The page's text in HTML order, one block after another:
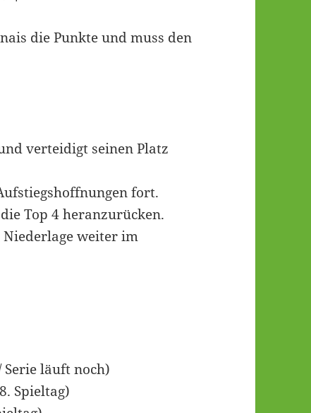
die Punkte und muss den
verteidigt seinen Platz
fort.
Top 4 heranzurücken.
weiter im
Serie läuft noch)
Spieltag)